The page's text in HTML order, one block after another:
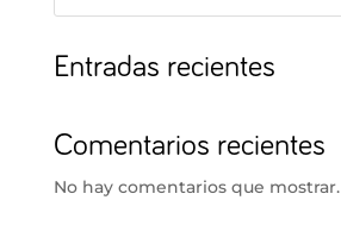
Entradas recientes
Comentarios recientes
No hay comentarios que mostrar.